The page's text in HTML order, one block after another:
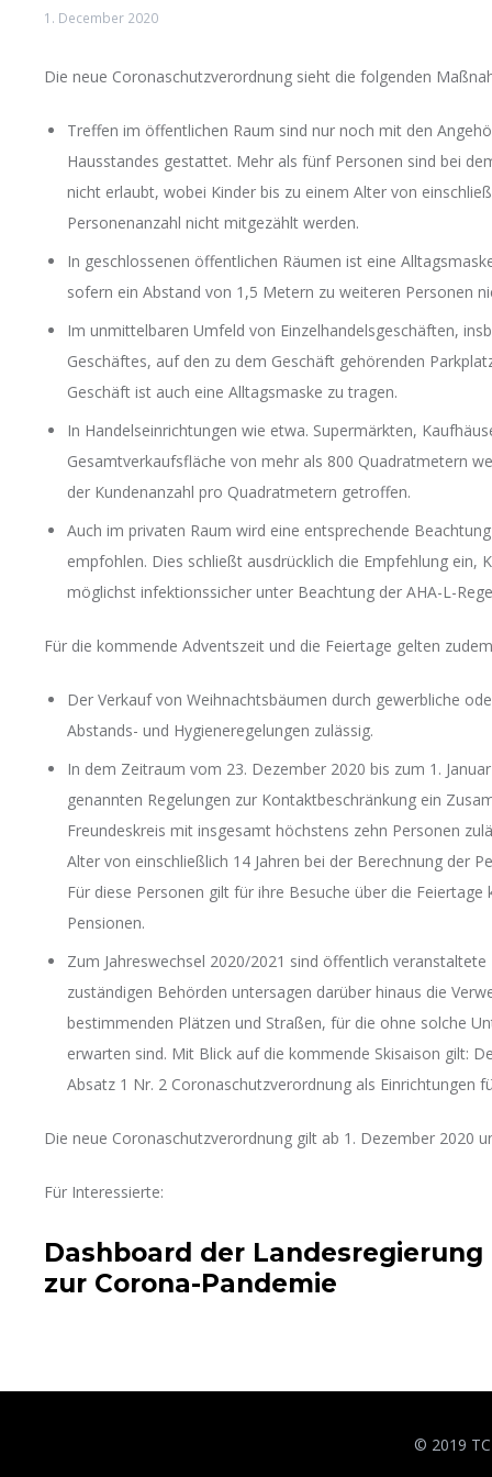
1. December 2020
Die neue Coronaschutzverordnung sieht die folgenden
Treffen im öffentlichen Raum sind nur noch mit den
Hausstandes gestattet. Mehr als fünf Personen sind bei
nicht erlaubt, wobei Kinder bis zu einem Alter von
Personenanzahl nicht mitgezählt werden.
In geschlossenen öffentlichen Räumen ist eine
sofern ein Abstand von 1,5 Metern zu weiteren Personen
Im unmittelbaren Umfeld von Einzelhandelsgeschäften,
Geschäftes, auf den zu dem Geschäft gehörenden
Geschäft ist auch eine Alltagsmaske zu tragen.
In Handelseinrichtungen wie etwa. Supermärkten,
Gesamtverkaufsfläche von mehr als 800 Quadratmetern
der Kundenanzahl pro Quadratmetern getroffen.
Auch im privaten Raum wird eine entsprechende
empfohlen. Dies schließt ausdrücklich die Empfehlung ein,
möglichst infektionssicher unter Beachtung der AHA-L-
Für die kommende Adventszeit und die Feiertage gelten
Der Verkauf von Weihnachtsbäumen durch gewerbliche
Abstands- und Hygieneregelungen zulässig.
In dem Zeitraum vom 23. Dezember 2020 bis zum 1.
genannten Regelungen zur Kontaktbeschränkung ein
Freundeskreis mit insgesamt höchstens zehn Personen
Alter von einschließlich 14 Jahren bei der Berechnung der
Für diese Personen gilt für ihre Besuche über die
Pensionen.
Zum Jahreswechsel 2020/2021 sind öffentlich
zuständigen Behörden untersagen darüber hinaus die
bestimmenden Plätzen und Straßen, für die ohne solche
erwarten sind. Mit Blick auf die kommende Skisaison gilt:
Absatz 1 Nr. 2 Coronaschutzverordnung als Einrichtungen
Die neue Coronaschutzverordnung gilt ab 1. Dezember 2020
Für Interessierte:
Dashboard der
zur Corona-Pandemie
© 2019